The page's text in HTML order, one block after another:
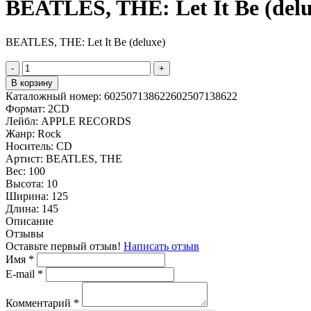
BEATLES, THE: Let It Be
BEATLES, THE: Let It Be (deluxe)
-
+
В корзину
Каталожный номер: 602507138622602507138622
Формат: 2CD
Лейбл: APPLE RECORDS
Жанр: Rock
Носитель: CD
Артист: BEATLES, THE
Вес: 100
Высота: 10
Ширина: 125
Длина: 145
Описание
Отзывы
Оставьте первый отзыв! Написать отзыв
Имя *
E-mail *
Комментарий *